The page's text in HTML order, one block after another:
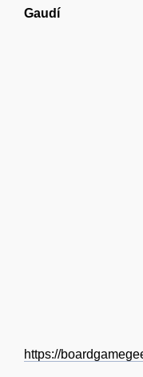
Gaudí
https://